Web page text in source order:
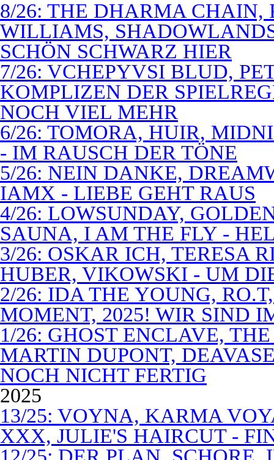
8/26: THE DHARMA CHAIN,
WILLIAMS,
SCHÖN SCHWARZ HIER
7/26: VCHEPYVSI BLUD,
KOMPLIZEN DER
NOCH VIEL MEHR
6/26: TOMORA, HUIR,
- IM RAUSCH DER TÖNE
5/26: NEIN DANKE,
IAMX - LIEBE GEHT RAUS
4/26: LOWSUNDAY,
SAUNA, I AM THE FLY -
3/26: OSKAR ICH, TERESA
HUBER, VIKOWSKI - UM
2/26: IDA THE YOUNG,
MOMENT, 2025! WIR SIND
1/26: GHOST ENCLAVE,
MARTIN DUPONT,
NOCH NICHT FERTIG
2025
13/25: VOYNA, KARMA
XXX, JULIE'S HAIRCUT -